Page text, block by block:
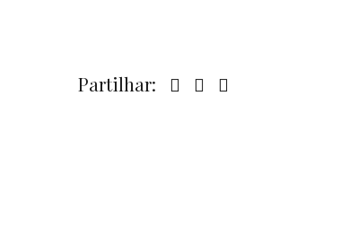
Partilhar: